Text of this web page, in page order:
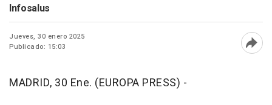
Infosalus
Jueves, 30 enero 2025
Publicado: 15:03
MADRID, 30 Ene. (EUROPA PRESS) -